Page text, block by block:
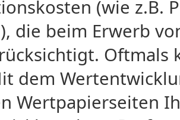
(wie z.B.
die beim Erwerb
Oftmals
dem
Wertpapierseiten